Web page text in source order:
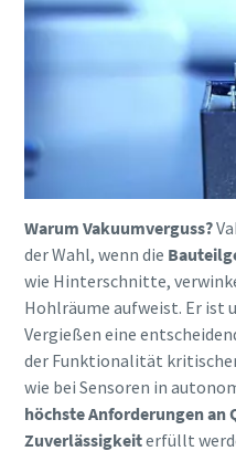
Warum Vakuumverguss?
der Wahl, wenn die
wie Hinterschnitte,
Hohlräume aufweist. Er ist
Vergießen eine
der Funktionalität
wie bei Sensoren in
höchste Anforderungen an
Zuverlässigkeiterfüllt